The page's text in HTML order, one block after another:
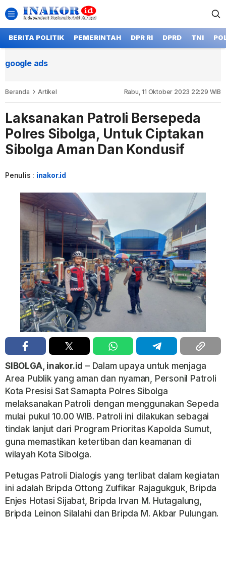
BERITA POLITIK PEMERINTAH DPR RI DPRD TNI
google ads
Beranda Artikel Rabu, 11 Oktober 2023 22:29 WIB
Laksanakan Patroli Bersepeda
Polres Sibolga, Untuk Ciptakan
Sibolga Aman Dan Kondusif
Penulis : inakor.id
SIBOLGA, inakor.id – Dalam upaya untuk menjaga
Area Publik yang aman dan nyaman, Personil Patroli
Kota Presisi Sat Samapta Polres Sibolga
melaksanakan Patroli dengan menggunakan Sepeda
mulai pukul 10.00 WIB. Patroli ini dilakukan sebagai
tindak lanjut dari Program Prioritas Kapolda Sumut,
guna memastikan ketertiban dan keamanan di
wilayah Kota Sibolga.
Petugas Patroli Dialogis yang terlibat dalam kegiatan
ini adalah Bripda Ottong Zulfikar Rajagukguk, Bripda
Enjes Hotasi Sijabat, Bripda Irvan M. Hutagalung,
Bripda Leinon Silalahi dan Bripda M. Akbar Pulungan.